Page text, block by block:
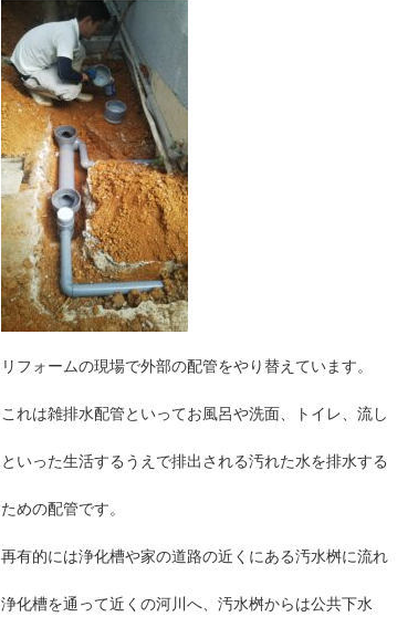
リフォームの現場で外部の配管をやり替えています。
これは雑排水配管といってお風呂や洗面、トイレ、流し
といった生活するうえで排出される汚れた水を排水する
ための配管です。
再有的には浄化槽や家の道路の近くにある汚水桝に流れ
浄化槽を通って近くの河川へ、汚水桝からは公共下水